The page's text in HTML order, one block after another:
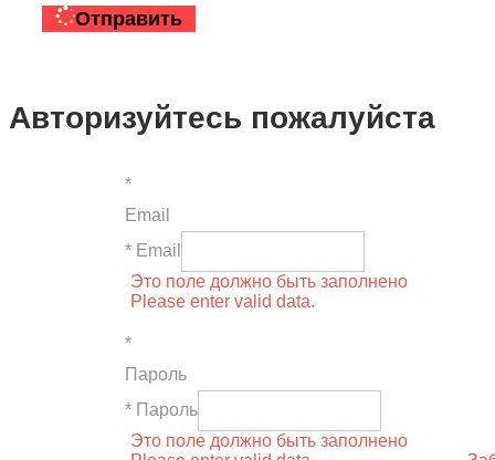
Отправить
Авторизуйтесь пожалуйста
*
Email
* Email
Это поле должно быть заполнено
Please enter valid data.
*
Пароль
* Пароль
Это поле должно быть заполнено